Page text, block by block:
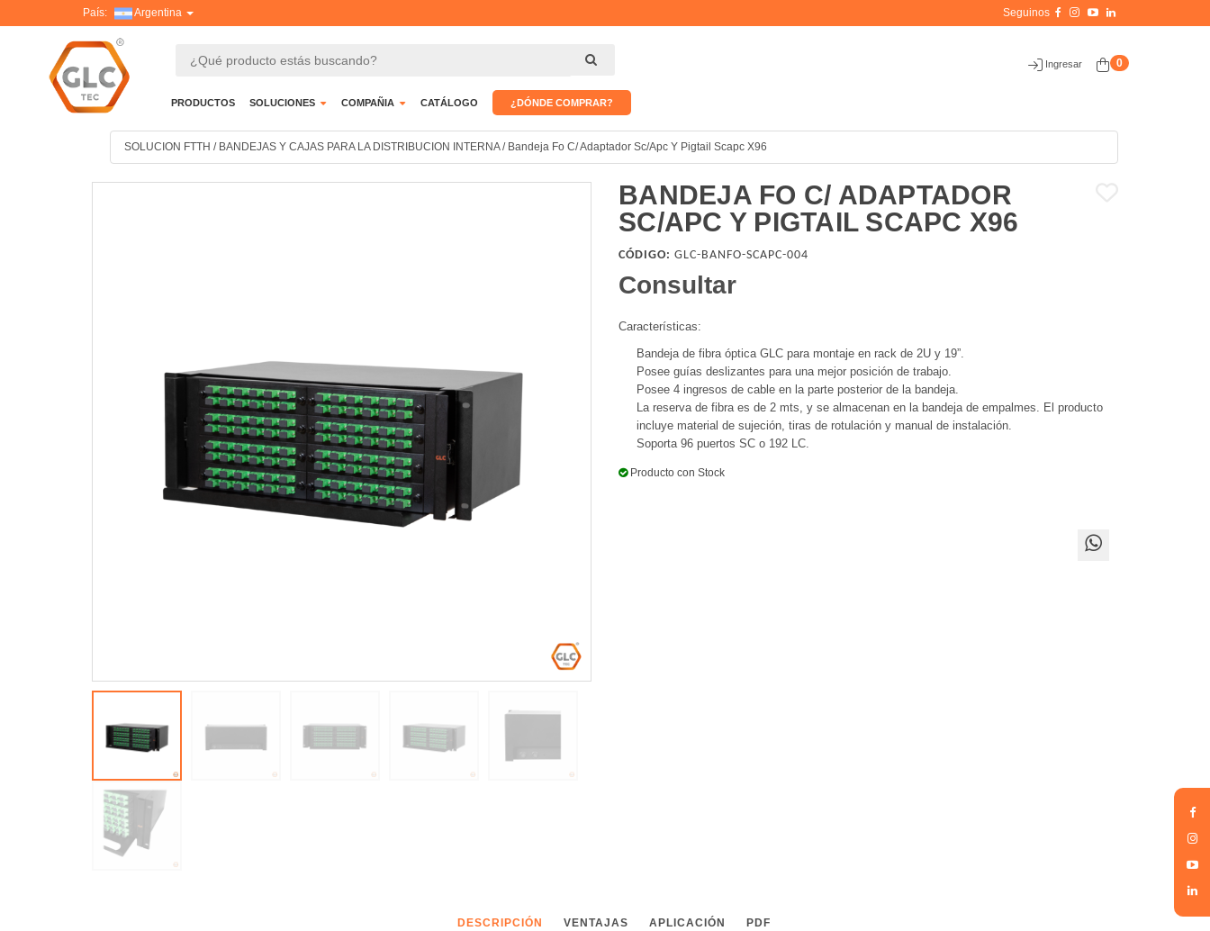
Ingresar 0
PRODUCTOS SOLUCIONES COMPAÑIA CATÁLOGO ¿DÓNDE COMPRAR?
País: Argentina
SOLUCION FTTH / BANDEJAS Y CAJAS PARA LA DISTRIBUCION INTERNA / Bandeja Fo C/ Adaptador Sc/Apc Y Pigtail Scapc X96
BANDEJA FO C/ ADAPTADOR
SC/APC Y PIGTAIL SCAPC X96
CÓDIGO: GLC-BANFO-SCAPC-004
Consultar
Características:
Bandeja de fibra óptica GLC para montaje en rack de 2U y 19”.
Posee guías deslizantes para una mejor posición de trabajo.
Posee 4 ingresos de cable en la parte posterior de la bandeja.
La reserva de fibra es de 2 mts, y se almacenan en la bandeja de empalmes. El producto
incluye material de sujeción, tiras de rotulación y manual de instalación.
Soporta 96 puertos SC o 192 LC.
Producto con Stock
DESCRIPCIÓN VENTAJAS APLICACIÓN PDF